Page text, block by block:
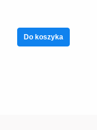
Do koszyka